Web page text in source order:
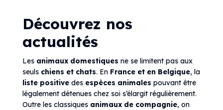
Découvrez nos
actualités
Les animaux domestiques ne se limitent pas aux
seuls chiens et chats. En France et en Belgique, la
liste positivedes espèces animales pouvant être
légalement détenues chez soi s’élargit régulièrement.
Outre les classiques animaux de compagnie, on